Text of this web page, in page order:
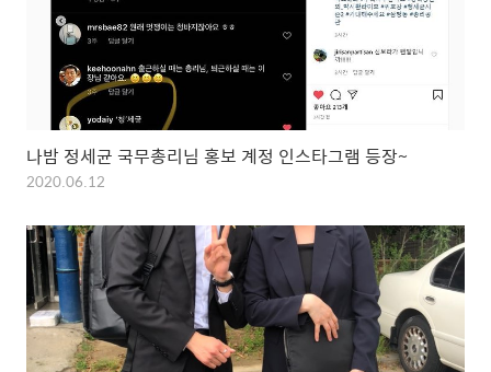
나밤 정세균 국무총리님 홍보 계정 인스타그램 등장~
2020.06.12